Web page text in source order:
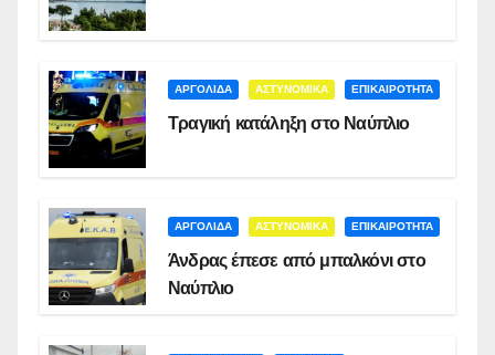
ΑΡΓΟΛΙΔΑ ΑΣΤΥΝΟΜΙΚΑ ΕΠΙΚΑΙΡΟΤΗΤΑ
Τραγική κατάληξη στο Ναύπλιο
ΑΡΓΟΛΙΔΑ ΑΣΤΥΝΟΜΙΚΑ ΕΠΙΚΑΙΡΟΤΗΤΑ
Άνδρας έπεσε από μπαλκόνι στο
Ναύπλιο